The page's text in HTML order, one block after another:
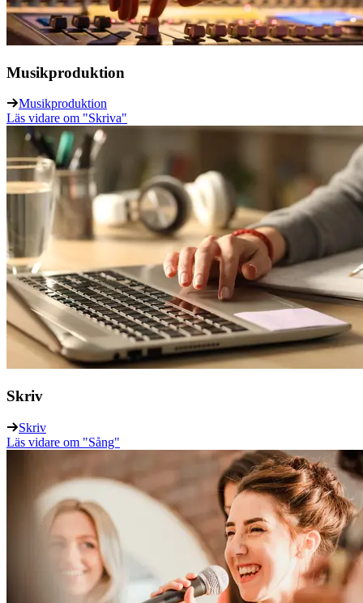
Musikproduktion
Musikproduktion
Läs vidare om "Skriva"
Skriv
Skriv
Läs vidare om "Sång"